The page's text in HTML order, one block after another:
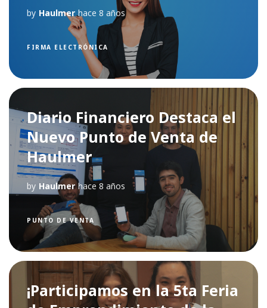
by Haulmer hace 8 años
FIRMA ELECTRÓNICA
Diario Financiero Destaca el
Nuevo Punto de Venta de
Haulmer
by Haulmer hace 8 años
PUNTO DE VENTA
¡Participamos en la 5ta Feria